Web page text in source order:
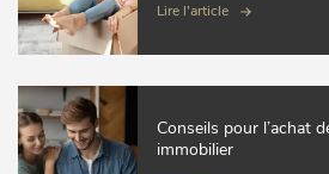
Lire l'article
Conseils pour l’achat
immobilier